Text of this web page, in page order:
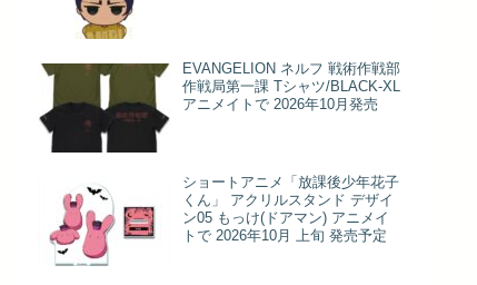
EVANGELION ネルフ 戦術作戦部
作戦局第一課 Tシャツ/BLACK-XL
アニメイトで 2026年10月発売
ショートアニメ「放課後少年花子
くん」 アクリルスタンド デザイ
ン05 もっけ(ドアマン) アニメイ
トで 2026年10月 上旬 発売予定